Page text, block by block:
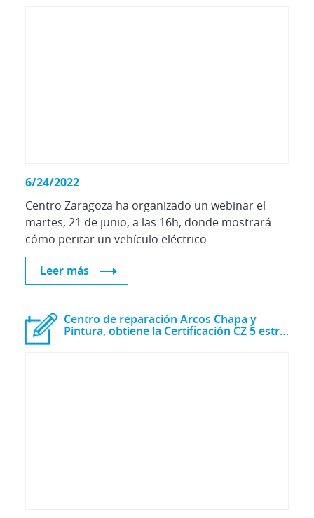
6/24/2022
Centro Zaragoza ha organizado un webinar el
martes, 21 de junio, a las 16h, donde mostrará
cómo peritar un vehículo eléctrico
Leer más
Centro de reparación Arcos Chapa y
Pintura, obtiene la Certificación CZ 5 estrellas